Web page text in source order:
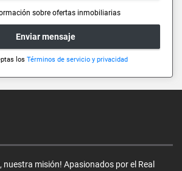
sobre ofertas inmobiliarias
Enviar mensaje
los Términos de servicio y privacidad
nuestra misión! Apasionados por el Real